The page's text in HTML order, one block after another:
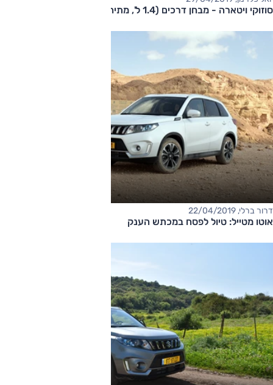
סוזוקי ויטארה - מבחן דרכים (1.4 ל', מתיחת פנים)
דרור ברלי, 22/04/2019
אוטו מטייל: טיול לפסח במכתש הענק